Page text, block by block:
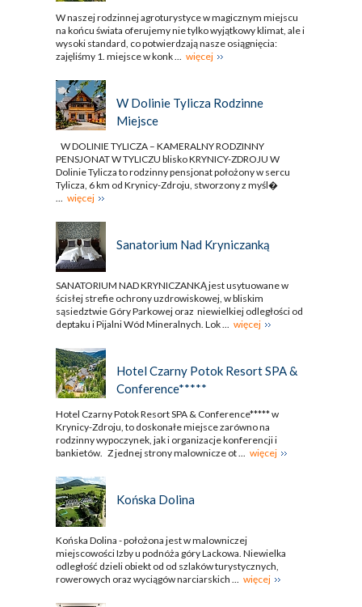
W naszej rodzinnej agroturystyce w magicznym miejscu
na końcu świata oferujemy nie tylko wyjątkowy klimat, ale i
wysoki standard, co potwierdzają nasze osiągnięcia:
zajęliśmy 1. miejsce w konk ...
więcej
W Dolinie Tylicza Rodzinne
Miejsce
W DOLINIE TYLICZA – KAMERALNY RODZINNY
PENSJONAT W TYLICZU blisko KRYNICY-ZDROJU W
Dolinie Tylicza to rodzinny pensjonat położony w sercu
Tylicza, 6 km od Krynicy-Zdroju, stworzony z myśl�
więcej
Sanatorium Nad Kryniczanką
SANATORIUM NAD KRYNICZANKĄ jest usytuowane w
ścisłej strefie ochrony uzdrowiskowej, w bliskim
sąsiedztwie Góry Parkowej oraz niewielkiej odległości od
deptaku i Pijalni Wód Mineralnych. Lok ...
więcej
Hotel Czarny Potok Resort SPA &
Conference*****
Hotel Czarny Potok Resort SPA & Conference***** w
Krynicy-Zdroju, to doskonałe miejsce zarówno na
rodzinny wypoczynek, jak i organizacje konferencji i
bankietów. Z jednej strony malownicze ot ...
więcej
Końska Dolina
Końska Dolina - położona jest w malowniczej
miejscowości Izby u podnóża góry Lackowa. Niewielka
odległość dzieli obiekt od od szlaków turystycznych,
rowerowych oraz wyciągów narciarskich ...
więcej